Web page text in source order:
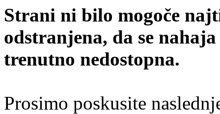
Strani ni bilo mogoče
odstranjena, da se
trenutno nedostopna.
Prosimo poskusite